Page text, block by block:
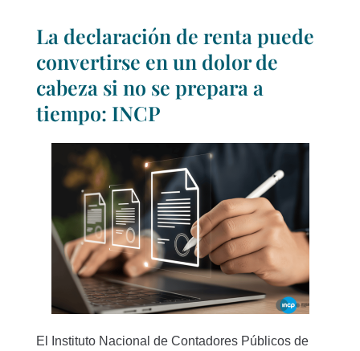
La declaración de renta puede
convertirse en un dolor de
cabeza si no se prepara a
tiempo: INCP
El Instituto Nacional de Contadores Públicos de